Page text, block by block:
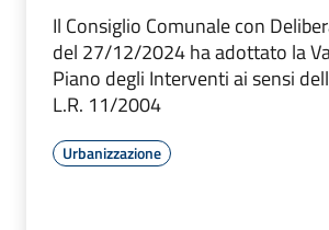
Il Consiglio Comunale con
del 27/12/2024 ha adottato la
Piano degli Interventi ai sensi
L.R. 11/2004
Urbanizzazione